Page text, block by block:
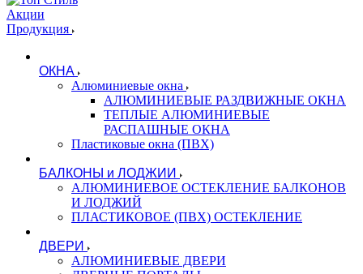
Акции
Продукция
ОКНА
Алюминиевые окна
АЛЮМИНИЕВЫЕ РАЗДВИЖНЫЕ ОКНА
ТЕПЛЫЕ АЛЮМИНИЕВЫЕ
РАСПАШНЫЕ ОКНА
Пластиковые окна (ПВХ)
БАЛКОНЫ и ЛОДЖИИ
АЛЮМИНИЕВОЕ ОСТЕКЛЕНИЕ БАЛКОНОВ
И ЛОДЖИЙ
ПЛАСТИКОВОЕ (ПВХ) ОСТЕКЛЕНИЕ
ДВЕРИ
АЛЮМИНИЕВЫЕ ДВЕРИ